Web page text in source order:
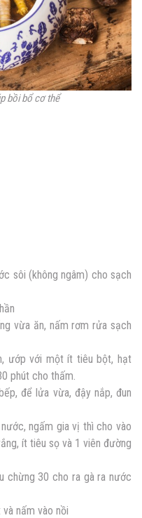
bồi bổ cơ thể
sôi (không ngâm) cho sạch
vừa ăn, nấm rơm rửa sạch
ướp với một ít tiêu bột, hạt
phút cho thấm.
để lửa vừa, đậy nắp, đun
ngấm gia vị thì cho vào
ít tiêu sọ và 1 viên đường
chừng 30 cho ra gà ra nước
nấm vào nồi